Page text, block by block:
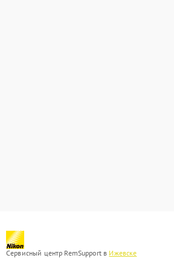
Сервисный центр RemSupport в Ижевске